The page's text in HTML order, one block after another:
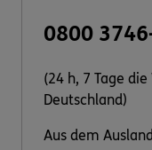
0800
(24 h, 7 Tage
Deutschland)
Aus dem